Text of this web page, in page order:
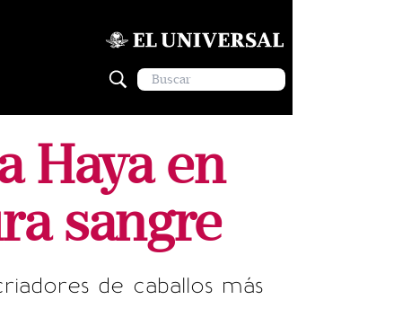
Haya en
sangre
de caballos más